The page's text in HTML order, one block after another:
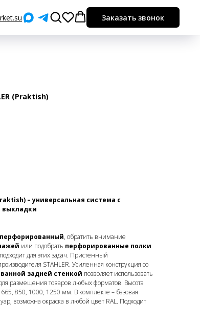
Заказать звонок
(Praktish)
– универсальная система с
выкладки
, обратить внимание
или подобрать перфорированные полки
для этих задач. Пристенный
STAHLER. Усиленная конструкция со
задней стенкой позволяет использовать
размещения товаров любых форматов. Высота
850, 1000, 1250 мм. В комплекте – базовая
возможна окраска в любой цвет RAL. Подходит